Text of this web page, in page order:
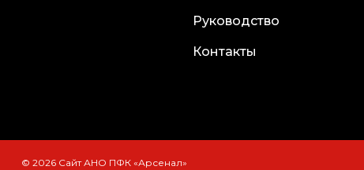
Руководство
Контакты
© 2026 Сайт АНО ПФК «Арсенал»